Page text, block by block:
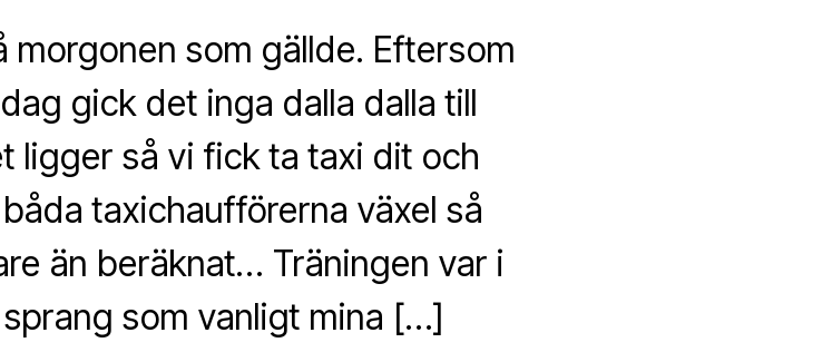
som gällde. Eftersom
gick det inga dalla dalla till
ligger så vi fick ta taxi dit och
taxichaufförerna växel så
än beräknat… Träningen var i
som vanligt mina […]